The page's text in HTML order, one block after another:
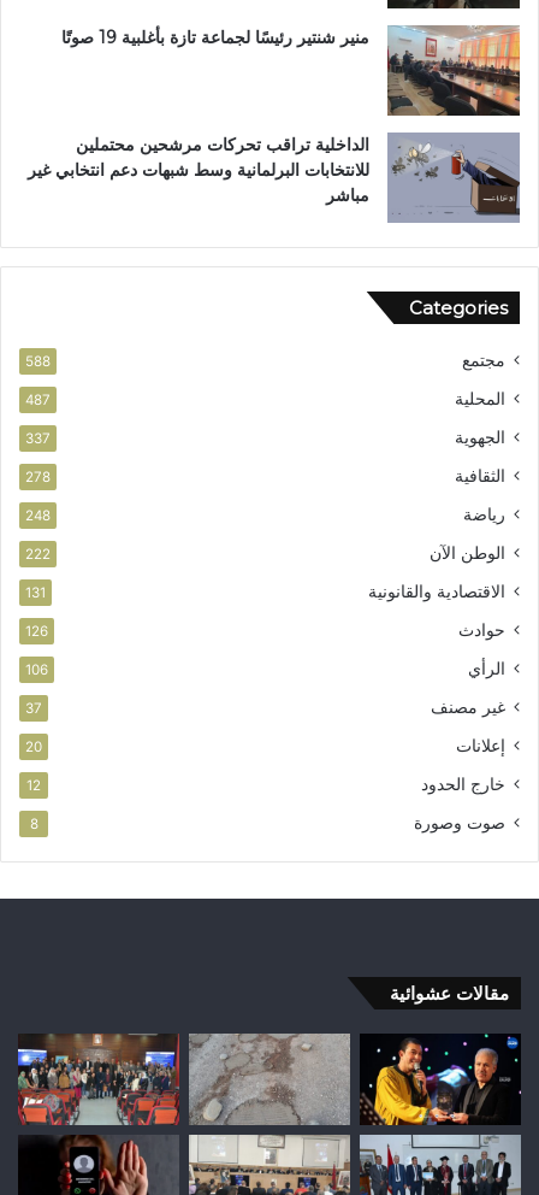
ر
ق
ي
منير شنتير رئيسًا لجماعة تازة بأغلبية 19 صوتًا
الداخلية تراقب تحركات مرشحين محتملين
للانتخابات البرلمانية وسط شبهات دعم انتخابي غير
مباشر
Categories
مجتمع 588
المحلية 487
الجهوية 337
الثقافية 278
رياضة 248
الوطن الآن 222
الاقتصادية والقانونية 131
حوادث 126
الرأي 106
غير مصنف 37
إعلانات 20
خارج الحدود 12
صوت وصورة 8
مقالات عشوائية